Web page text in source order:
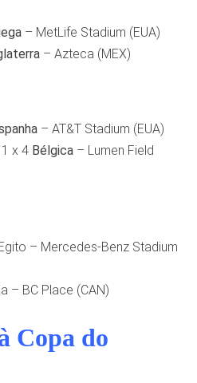
– MetLife Stadium (EUA)
– Azteca (MEX)
– AT&T Stadium (EUA)
x 4 Bélgica – Lumen Field
– Mercedes-Benz Stadium
– BC Place (CAN)
Copa do